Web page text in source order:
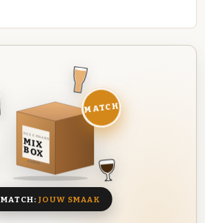
DEZE MAAND
MIX
BOX
8 BIEREN
MATCH
MATCH:JOUW SMAAK